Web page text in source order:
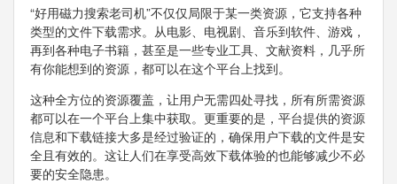
“好用磁力搜索老司机”不仅仅局限于某一类资源，它支持各种
类型的文件下载需求。从电影、电视剧、音乐到软件、游戏，
再到各种电子书籍，甚至是一些专业工具、文献资料，几乎所
有你能想到的资源，都可以在这个平台上找到。
这种全方位的资源覆盖，让用户无需四处寻找，所有所需资源
都可以在一个平台上集中获取。更重要的是，平台提供的资源
信息和下载链接大多是经过验证的，确保用户下载的文件是安
全且有效的。这让人们在享受高效下载体验的也能够减少不必
要的安全隐患。